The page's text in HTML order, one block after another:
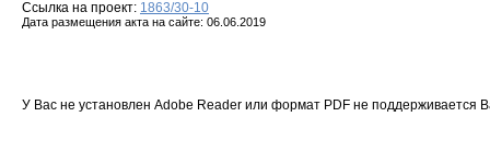
Ссылка на проект: 1863/30-10
Дата размещения акта на сайте: 06.06.2019
У Вас не установлен Adobe Reader или формат PDF не поддерживается